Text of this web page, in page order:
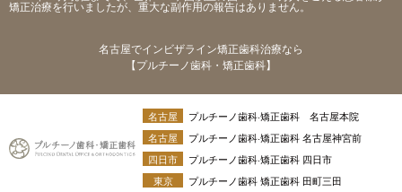
矯正治療を行いましたが、重大な副作用の報告はありません。
名古屋でインビザライン矯正歯科治療なら
【プルチーノ歯科・矯正歯科】
名古屋
プルチーノ歯科·矯正歯科 名古屋本院
名古屋
プルチーノ歯科·矯正歯科 名古屋神宮前
四日市
プルチーノ歯科·矯正歯科 四日市
東京
プルチーノ歯科 矯正歯科 田町三田